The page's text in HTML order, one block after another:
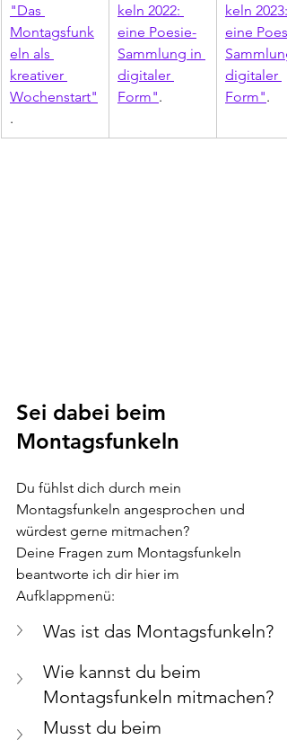
"Das
Montagsfunk
eln als
kreativer
Wochenstart"
.
keln 2022:
eine Poesie-
Sammlung in
digitaler
Form".
keln 2023:
eine
digitaler
Form".
Sei dabei beim
Montagsfunkeln
Du fühlst dich durch mein
Montagsfunkeln angesprochen und
würdest gerne mitmachen?
Deine Fragen zum Montagsfunkeln
beantworte ich dir hier im
Aufklappmenü:
Was ist das Montagsfunkeln?
Wie kannst du beim
Montagsfunkeln mitmachen?
Musst du beim